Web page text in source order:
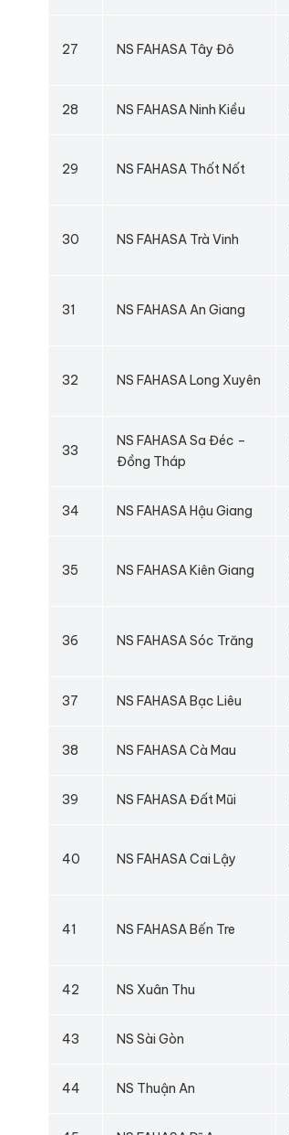
27 NS FAHASA Tây Đô
28 NS FAHASA Ninh Kiều
29 NS FAHASA Thốt Nốt
30 NS FAHASA Trà Vinh
31 NS FAHASA An Giang
32 NS FAHASA Long Xuyên
33
NS FAHASA Sa Đéc –
Đồng Tháp
34 NS FAHASA Hậu Giang
35 NS FAHASA Kiên Giang
36 NS FAHASA Sóc Trăng
37 NS FAHASA Bạc Liêu
38 NS FAHASA Cà Mau
39 NS FAHASA Đất Mũi
40 NS FAHASA Cai Lậy
41 NS FAHASA Bến Tre
42 NS Xuân Thu
43 NS Sài Gòn
44 NS Thuận An